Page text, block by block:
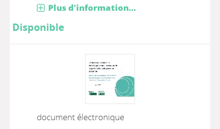
Plus d'information...
Disponible
document électronique